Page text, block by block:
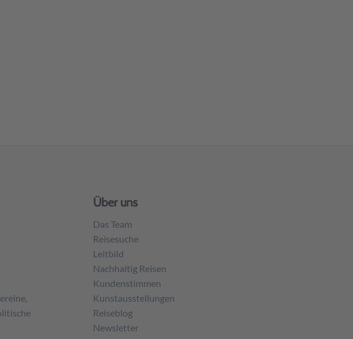
Über uns
Das Team
Reisesuche
Leitbild
Nachhaltig Reisen
Kundenstimmen
Kunstausstellungen
Reiseblog
Newsletter